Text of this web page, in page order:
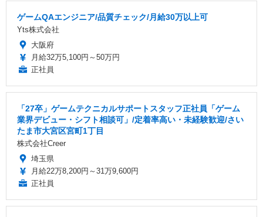
ゲームQAエンジニア/品質チェック/月給30万以上可
Yts株式会社
大阪府
月給32万5,100円～50万円
正社員
「27卒」ゲームテクニカルサポートスタッフ正社員「ゲーム
業界デビュー・シフト相談可」/定着率高い・未経験歓迎/さい
たま市大宮区宮町1丁目
株式会社Creer
埼玉県
月給22万8,200円～31万9,600円
正社員